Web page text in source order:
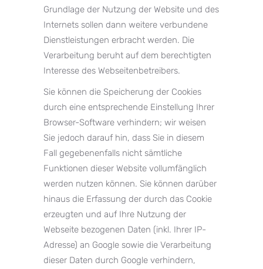
Grundlage der Nutzung der Website und des
Internets sollen dann weitere verbundene
Dienstleistungen erbracht werden. Die
Verarbeitung beruht auf dem berechtigten
Interesse des Webseitenbetreibers.
Sie können die Speicherung der Cookies
durch eine entsprechende Einstellung Ihrer
Browser-Software verhindern; wir weisen
Sie jedoch darauf hin, dass Sie in diesem
Fall gegebenenfalls nicht sämtliche
Funktionen dieser Website vollumfänglich
werden nutzen können. Sie können darüber
hinaus die Erfassung der durch das Cookie
erzeugten und auf Ihre Nutzung der
Webseite bezogenen Daten (inkl. Ihrer IP-
Adresse) an Google sowie die Verarbeitung
dieser Daten durch Google verhindern,